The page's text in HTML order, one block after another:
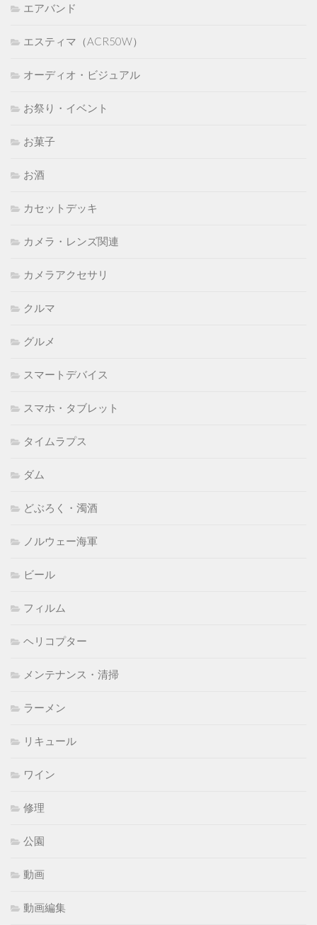
エアバンド
エスティマ（ACR50W）
オーディオ・ビジュアル
お祭り・イベント
お菓子
お酒
カセットデッキ
カメラ・レンズ関連
カメラアクセサリ
クルマ
グルメ
スマートデバイス
スマホ・タブレット
タイムラプス
ダム
どぶろく・濁酒
ノルウェー海軍
ビール
フィルム
ヘリコプター
メンテナンス・清掃
ラーメン
リキュール
ワイン
修理
公園
動画
動画編集